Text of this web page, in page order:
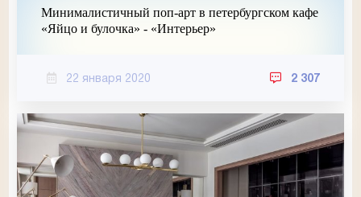
Минималистичный поп-арт в петербургском кафе
«Яйцо и булочка» - «Интерьер»
22 января 2020 2 307